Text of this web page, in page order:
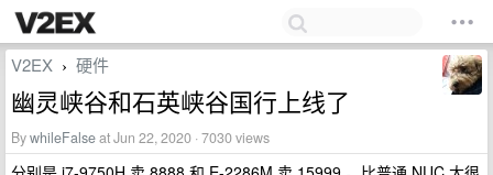
V2EX › 硬件
幽灵峡谷和石英峡谷国行上线了
BywhileFalseat Jun 22, 2020 · 7030 views